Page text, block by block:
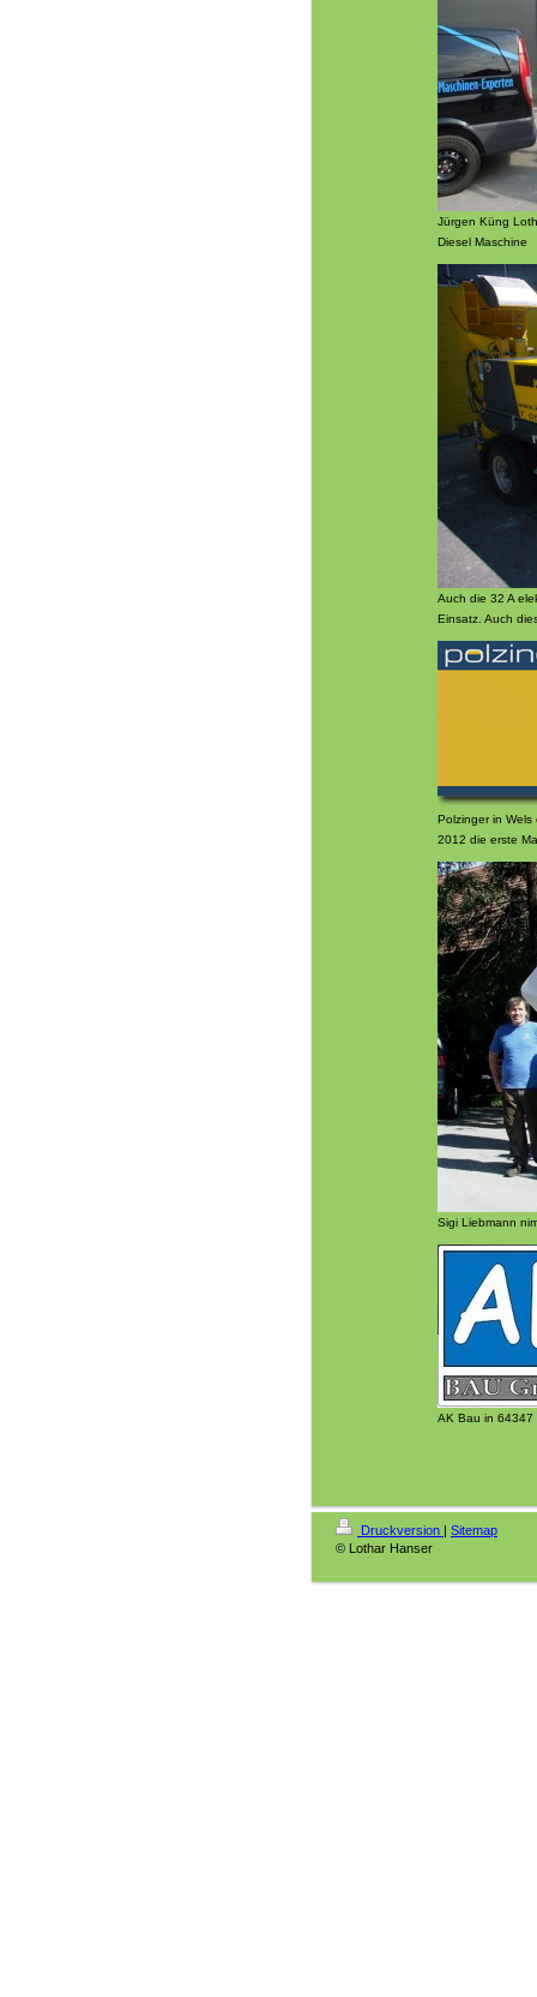
Jürgen Küng
Diesel Maschine
Auch die 32 A
Einsatz. Auch
Polzinger in Wels
2012 die erste
Sigi Liebmann
AK Bau in 64347
Druckversion | Sitemap
© Lothar Hanser